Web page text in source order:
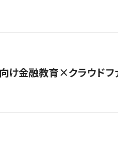
け金融教育×クラウドフ